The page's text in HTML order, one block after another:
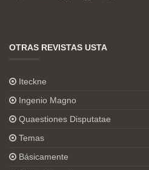
OTRAS REVISTAS USTA
Iteckne
Ingenio Magno
Quaestiones Disputatae
Temas
Básicamente